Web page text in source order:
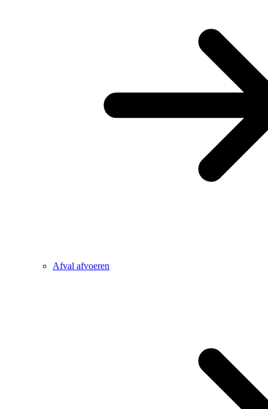
Afval afvoeren